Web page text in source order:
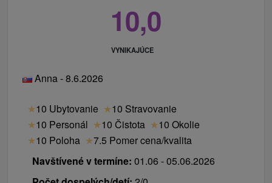
10,0
VYNIKAJÚCE
Anna - 8.6.2026
★10 Ubytovanie ★10 Stravovanie
★10 Personál ★10 Čistota ★10 Okolie
★10 Poloha ★7.5 Pomer cena/kvalita
Navštívené v termíne: 01.06 - 05.06.2026